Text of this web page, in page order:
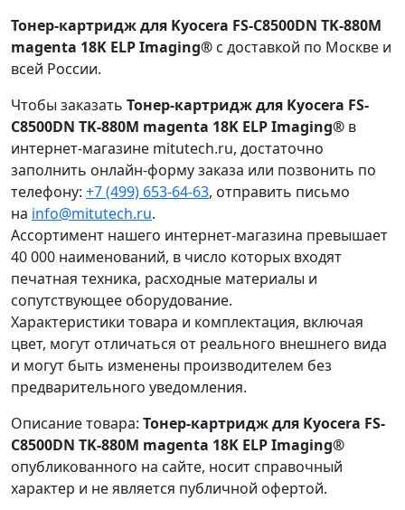
Тонер-картридж для Kyocera FS-C8500DN TK-880M
magenta 18K ELP Imaging® с доставкой по Москве и
всей России.
Чтобы заказать Тонер-картридж для Kyocera FS-
C8500DN TK-880M magenta 18K ELP Imaging® в
интернет-магазине mitutech.ru, достаточно
заполнить онлайн-форму заказа или позвонить по
телефону: +7 (499) 653-64-63, отправить письмо
на info@mitutech.ru.
Ассортимент нашего интернет-магазина превышает
40 000 наименований, в число которых входят
печатная техника, расходные материалы и
сопутствующее оборудование.
Характеристики товара и комплектация, включая
цвет, могут отличаться от реального внешнего вида
и могут быть изменены производителем без
предварительного уведомления.
Описание товара: Тонер-картридж для Kyocera FS-
C8500DN TK-880M magenta 18K ELP Imaging®
опубликованного на сайте, носит справочный
характер и не является публичной офертой.